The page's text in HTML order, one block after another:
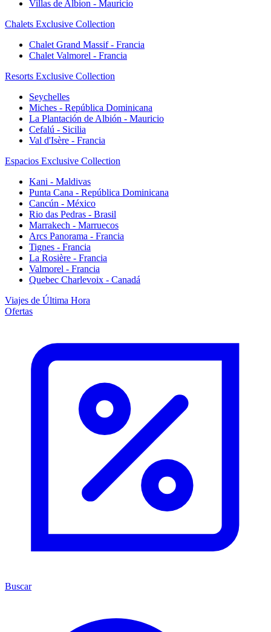
Villas de Albion - Mauricio
Chalets Exclusive Collection
Chalet Grand Massif - Francia
Chalet Valmorel - Francia
Resorts Exclusive Collection
Seychelles
Miches - República Dominicana
La Plantación de Albión - Mauricio
Cefalú - Sicilia
Val d'Isère - Francia
Espacios Exclusive Collection
Kani - Maldivas
Punta Cana - República Dominicana
Cancún - México
Rio das Pedras - Brasil
Marrakech - Marruecos
Arcs Panorama - Francia
Tignes - Francia
La Rosière - Francia
Valmorel - Francia
Quebec Charlevoix - Canadá
Viajes de Última Hora
Ofertas
Buscar